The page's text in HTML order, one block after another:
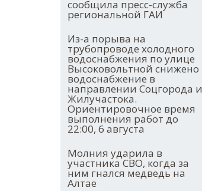
сообщила пресс-служба
региональной ГАИ
Из-а порыва на
трубопроводе холодного
водоснабжения по улице
Высоковольтной снижено
водоснабжение в
направлении Соцгорода и
Жилучастока.
Ориентировочное время
выполнения работ до
22:00, 6 августа
Молния ударила в
участника СВО, когда за
ним гнался медведь на
Алтае